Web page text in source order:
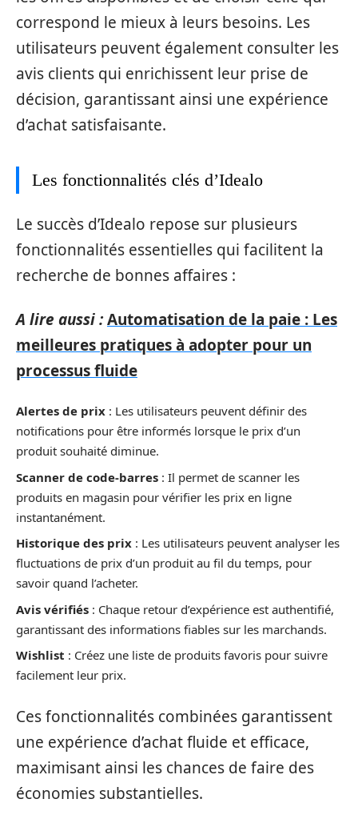
correspond le mieux à leurs besoins. Les
utilisateurs peuvent également consulter les
avis clients qui enrichissent leur prise de
décision, garantissant ainsi une expérience
d’achat satisfaisante.
Les fonctionnalités clés d’Idealo
Le succès d’Idealo repose sur plusieurs
fonctionnalités essentielles qui facilitent la
recherche de bonnes affaires :
A lire aussi :Automatisation de la paie : Les
meilleures pratiques à adopter pour un
processus fluide
Alertes de prix : Les utilisateurs peuvent définir des
notifications pour être informés lorsque le prix d’un
produit souhaité diminue.
Scanner de code-barres : Il permet de scanner les
produits en magasin pour vérifier les prix en ligne
instantanément.
Historique des prix : Les utilisateurs peuvent analyser les
fluctuations de prix d’un produit au fil du temps, pour
savoir quand l’acheter.
Avis vérifiés : Chaque retour d’expérience est authentifié,
garantissant des informations fiables sur les marchands.
Wishlist : Créez une liste de produits favoris pour suivre
facilement leur prix.
Ces fonctionnalités combinées garantissent
une expérience d’achat fluide et efficace,
maximisant ainsi les chances de faire des
économies substantielles.